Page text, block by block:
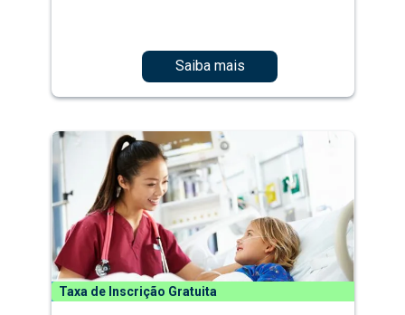
Saiba mais
Taxa de Inscrição Gratuita